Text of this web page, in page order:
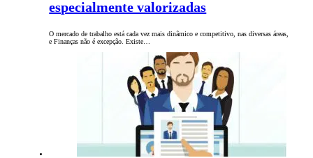
especialmente valorizadas
O mercado de trabalho está cada vez mais dinâmico e competitivo, nas diversas áreas,
e Finanças não é excepção. Existe…